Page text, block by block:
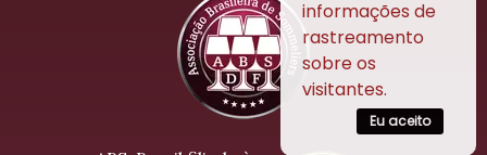
informações de
rastreamento
sobre os
visitantes.
Eu aceito